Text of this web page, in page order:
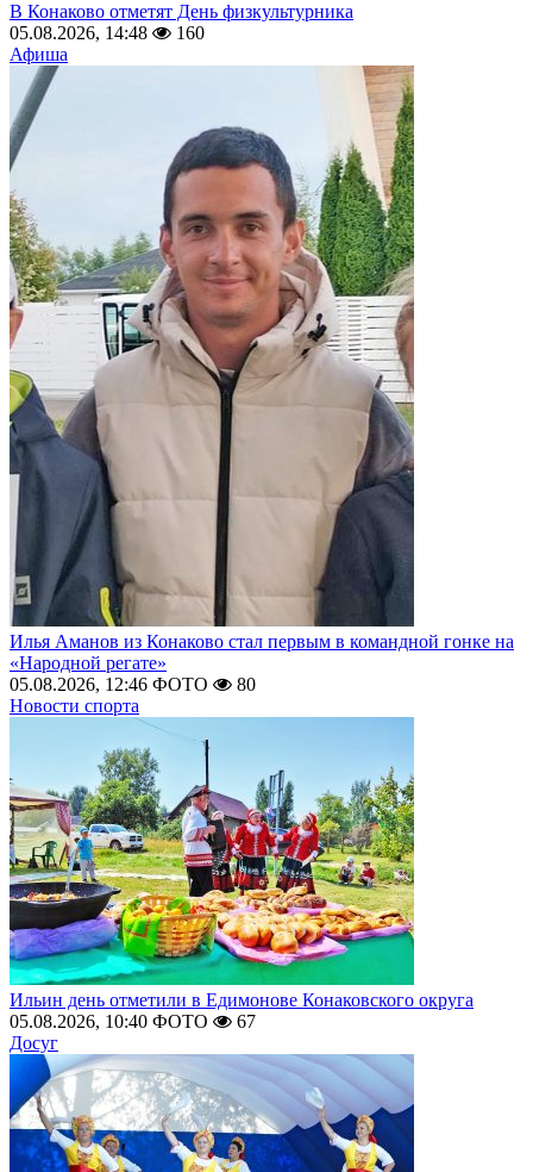
В Конаково отметят День физкультурника
05.08.2026, 14:48
160
Афиша
Илья Аманов из Конаково стал первым в командной гонке на
«Народной регате»
05.08.2026, 12:46 ФОТО
80
Новости спорта
Ильин день отметили в Едимонове Конаковского округа
05.08.2026, 10:40 ФОТО
67
Досуг